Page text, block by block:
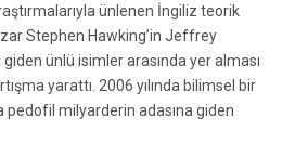
ünlenen İngiliz teorik
Stephen Hawking’in Jeffrey
giden ünlü isimler arasında yer alması
yarattı. 2006 yılında bilimsel bir
pedofil milyarderin adasına giden